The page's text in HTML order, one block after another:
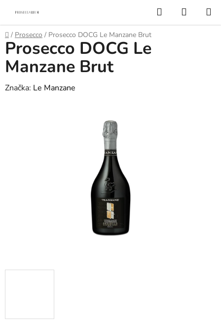
obsah
Hledat
KOŠÍK
Domů
/ Prosecco / Prosecco DOCG Le Manzane Brut
Prosecco DOCG Le
Manzane Brut
Značka: Le Manzane